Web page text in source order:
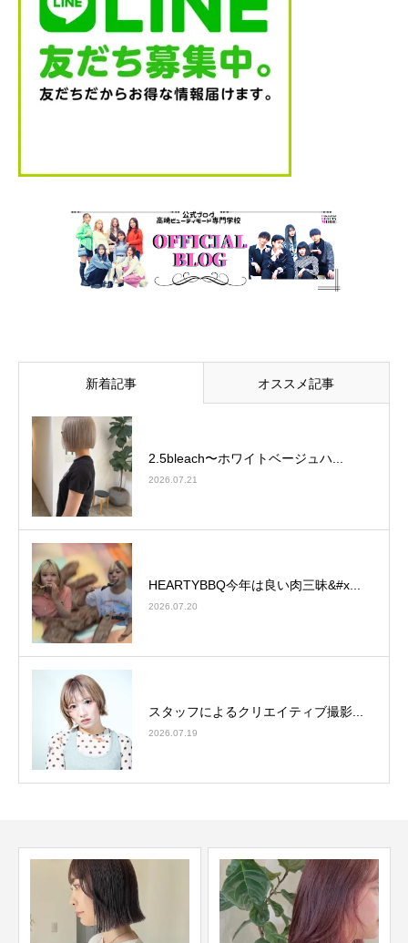
新着記事 オススメ記事
2.5bleach〜ホワイトベージュ⁡ハ...
2026.07.21
HEARTYBBQ今年は良い肉三昧&#x...
2026.07.20
スタッフによるクリエイティブ撮影...
2026.07.19